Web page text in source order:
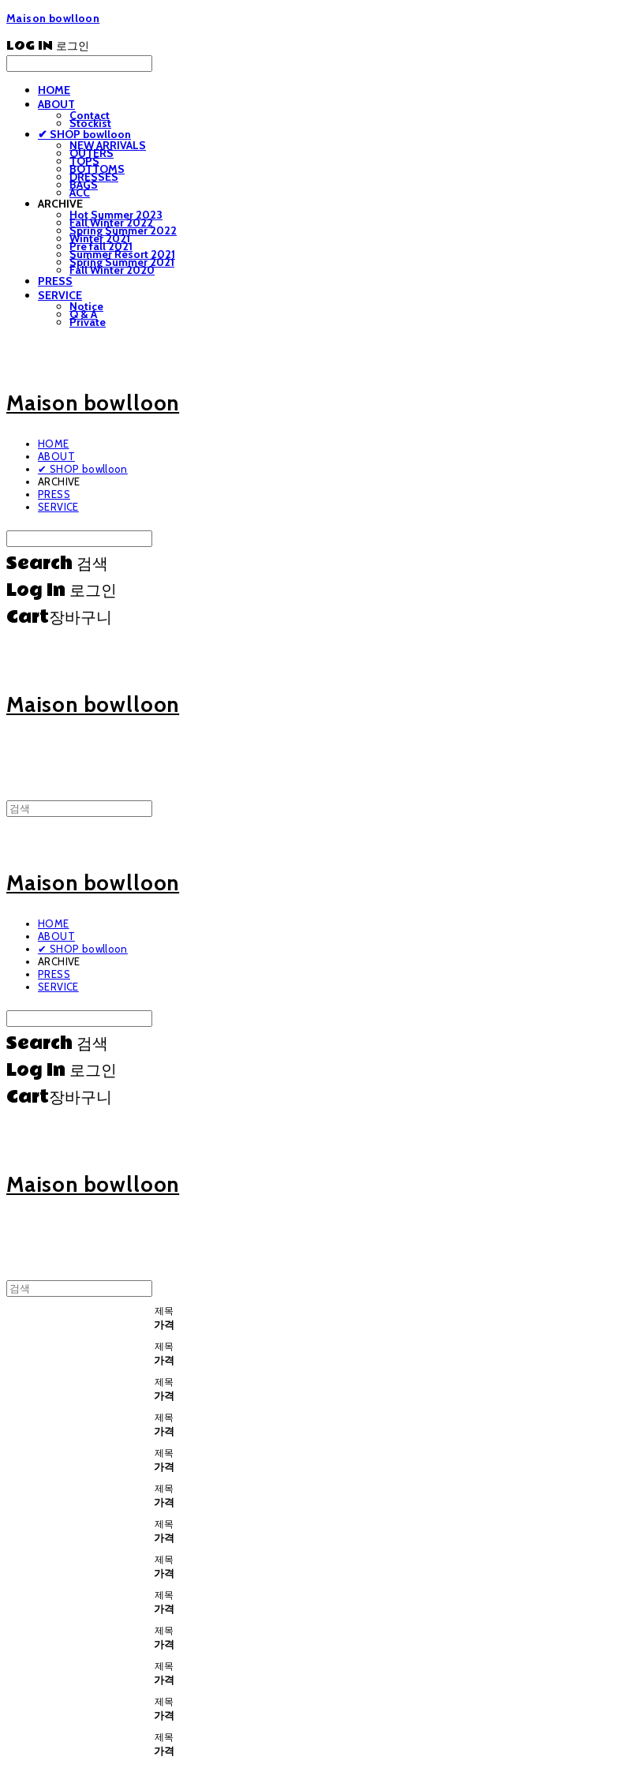
Maison bowlloon
LOG IN 로그인
HOME
ABOUT
Contact
Stockist
✔ SHOP bowlloon
NEW ARRIVALS
OUTERS
TOPS
BOTTOMS
DRESSES
BAGS
ACC
ARCHIVE
Hot Summer 2023
Fall Winter 2022
Spring Summer 2022
Winter 2021
Pre fall 2021
Summer Resort 2021
Spring Summer 2021
Fall Winter 2020
PRESS
SERVICE
Notice
Q & A
Private
Maison bowlloon
HOME
ABOUT
✔ SHOP bowlloon
ARCHIVE
PRESS
SERVICE
Search 검색
Log In 로그인
Cart장바구니
Maison bowlloon
Maison bowlloon
HOME
ABOUT
✔ SHOP bowlloon
ARCHIVE
PRESS
SERVICE
Search 검색
Log In 로그인
Cart장바구니
Maison bowlloon
제목
가격
제목
가격
제목
가격
제목
가격
제목
가격
제목
가격
제목
가격
제목
가격
제목
가격
제목
가격
제목
가격
제목
가격
제목
가격